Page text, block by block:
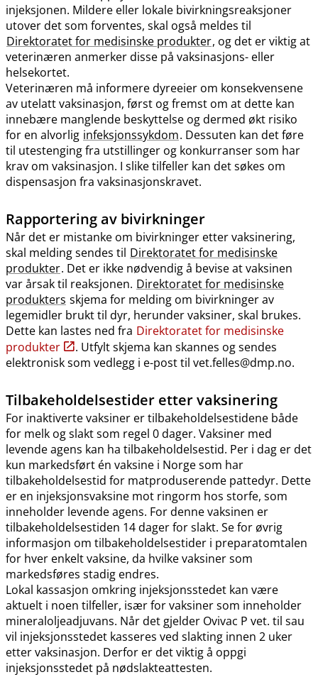
injeksjonen. Mildere eller lokale bivirkningsreaksjoner
utover det som forventes, skal også meldes til
Direktoratet for medisinske produkter, og det er viktig at
veterinæren anmerker disse på vaksinasjons- eller
helsekortet.
Veterinæren må informere dyreeier om konsekvensene
av utelatt vaksinasjon, først og fremst om at dette kan
innebære manglende beskyttelse og dermed økt risiko
for en alvorlig infeksjonssykdom. Dessuten kan det føre
til utestenging fra utstillinger og konkurranser som har
krav om vaksinasjon. I slike tilfeller kan det søkes om
dispensasjon fra vaksinasjonskravet.
Rapportering av bivirkninger
Når det er mistanke om bivirkninger etter vaksinering,
skal melding sendes til Direktoratet for medisinske
produkter. Det er ikke nødvendig å bevise at vaksinen
var årsak til reaksjonen. Direktoratet for medisinske
produkters skjema for melding om bivirkninger av
legemidler brukt til dyr, herunder vaksiner, skal brukes.
Dette kan lastes ned fra Direktoratet for medisinske
produkter
. Utfylt skjema kan skannes og sendes
elektronisk som vedlegg i e-post til vet.felles@dmp.no.
Tilbakeholdelsestider etter vaksinering
For inaktiverte vaksiner er tilbakeholdelsestidene både
for melk og slakt som regel 0 dager. Vaksiner med
levende agens kan ha tilbakeholdelsestid. Per i dag er det
kun markedsført én vaksine i Norge som har
tilbakeholdelsestid for matproduserende pattedyr. Dette
er en injeksjonsvaksine mot ringorm hos storfe, som
inneholder levende agens. For denne vaksinen er
tilbakeholdelsestiden 14 dager for slakt. Se for øvrig
informasjon om tilbakeholdelsestider i preparatomtalen
for hver enkelt vaksine, da hvilke vaksiner som
markedsføres stadig endres.
Lokal kassasjon omkring injeksjonsstedet kan være
aktuelt i noen tilfeller, især for vaksiner som inneholder
mineraloljeadjuvans. Når det gjelder Ovivac P vet. til sau
vil injeksjonsstedet kasseres ved slakting innen 2 uker
etter vaksinasjon. Derfor er det viktig å oppgi
injeksjonsstedet på nødslakteattesten.